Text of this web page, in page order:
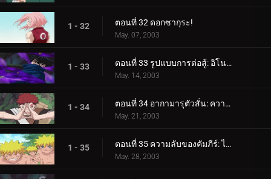
1 - 32 ตอนที่ 32 ดอกซากุระ!
May. 07, 2003
1 - 33 ตอนที่ 33 รูปแบบการต่อสู้: อิโนะ-ชิกะ-โจ!
May. 14, 2003
1 - 34 ตอนที่ 34 อากามารุตัวสั่น: ความแข็งแกร่งอันโหดร้ายของกาอาระ!
May. 21, 2003
1 - 35 ตอนที่ 35 ความลับของคัมภีร์: ไม่อนุญาตให้แอบดู
May. 28, 2003